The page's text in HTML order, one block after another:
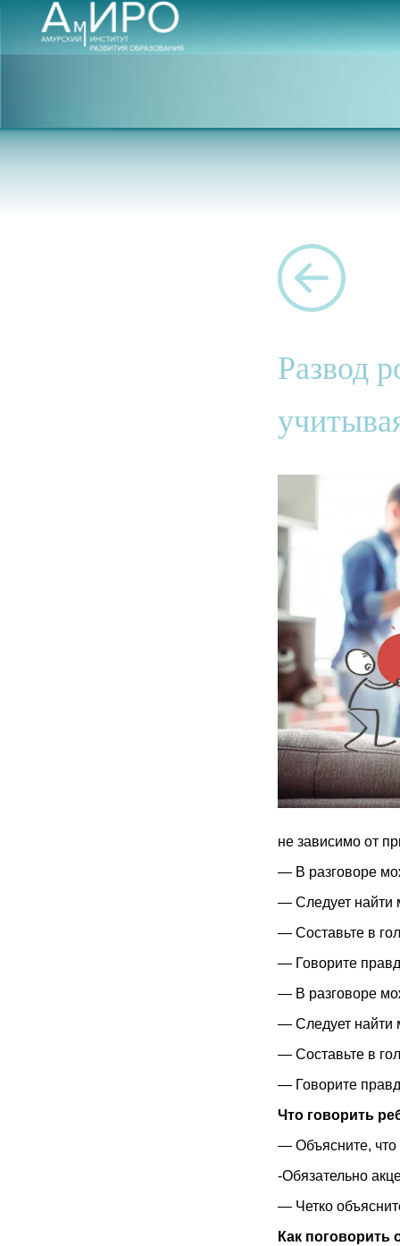
Развод
не зависимо от
— В разговоре
— Следует найти
— Составьте в
— Говорите
— В разговоре
— Следует найти
— Составьте в
— Говорите
Что говорить
— Объясните, что
-Обязательно
— Четко
Как поговорить